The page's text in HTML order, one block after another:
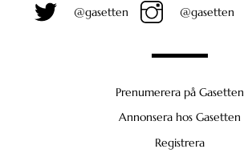
@gasetten @gasetten
Prenumerera på Gasetten
Annonsera hos Gasetten
Registrera